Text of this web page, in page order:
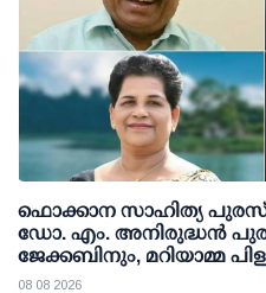
ഫൊക്കാന സാഹിത്യ
ഡോ. എം. അനിരുദ്ധന്‍
ജേക്കബിനും, മറിയാമ്മ
കാനയ്ക്കും
08 08 2026